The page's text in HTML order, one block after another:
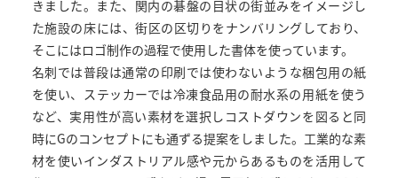
きました。また、関内の碁盤の目状の街並みをイメージし
た施設の床には、街区の区切りをナンバリングしており、
そこにはロゴ制作の過程で使用した書体を使っています。
名刺では普段は通常の印刷では使わないような梱包用の紙
を使い、ステッカーでは冷凍食品用の耐水系の用紙を使う
など、実用性が高い素材を選択しコストダウンを図ると同
時にGのコンセプトにも通ずる提案をしました。工業的な素
材を使いインダストリアル感や元からあるものを活用して